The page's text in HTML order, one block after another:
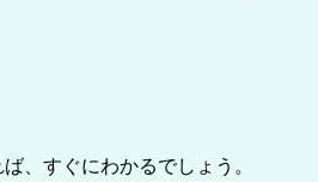
、すぐにわかるでしょう。